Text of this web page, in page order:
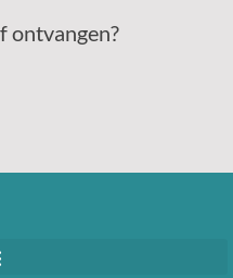
ontvangen?